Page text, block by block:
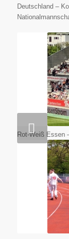
Deutschland –
Rot-Weiß Essen